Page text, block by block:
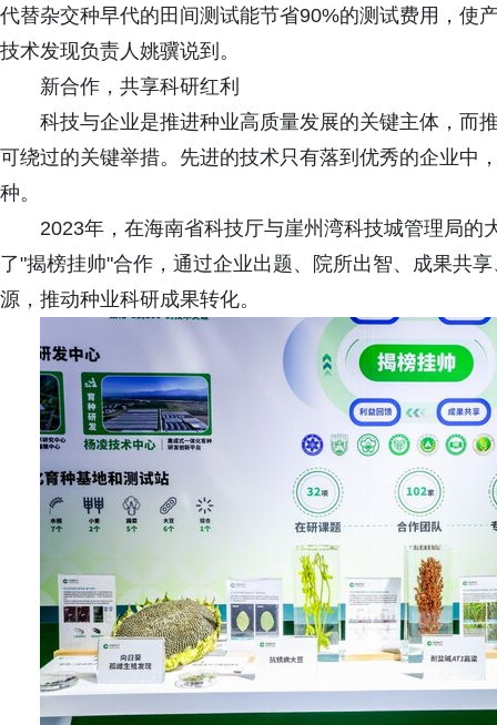
代替杂交种早代的田间测试能节省90%的测试费用，使
技术发现负责人姚骥说到。
新合作，共享科研红利
科技与企业是推进种业高质量发展的关键主体，而
可绕过的关键举措。先进的技术只有落到优秀的企业中
种。
2023年，在海南省科技厅与崖州湾科技城管理局
了"揭榜挂帅"合作，通过企业出题、院所出智、成果共
源，推动种业科研成果转化。